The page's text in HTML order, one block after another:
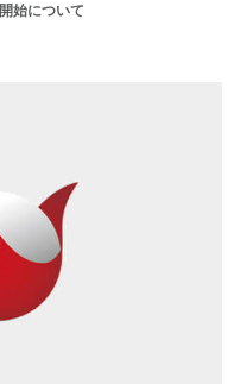
始について